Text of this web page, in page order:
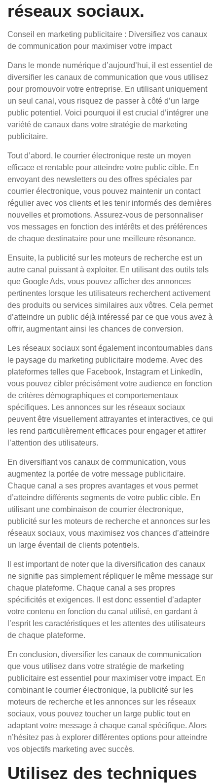
réseaux sociaux.
Conseil en marketing publicitaire : Diversifiez vos canaux
de communication pour maximiser votre impact
Dans le monde numérique d’aujourd’hui, il est essentiel de
diversifier les canaux de communication que vous utilisez
pour promouvoir votre entreprise. En utilisant uniquement
un seul canal, vous risquez de passer à côté d’un large
public potentiel. Voici pourquoi il est crucial d’intégrer une
variété de canaux dans votre stratégie de marketing
publicitaire.
Tout d’abord, le courrier électronique reste un moyen
efficace et rentable pour atteindre votre public cible. En
envoyant des newsletters ou des offres spéciales par
courrier électronique, vous pouvez maintenir un contact
régulier avec vos clients et les tenir informés des dernières
nouvelles et promotions. Assurez-vous de personnaliser
vos messages en fonction des intérêts et des préférences
de chaque destinataire pour une meilleure résonance.
Ensuite, la publicité sur les moteurs de recherche est un
autre canal puissant à exploiter. En utilisant des outils tels
que Google Ads, vous pouvez afficher des annonces
pertinentes lorsque les utilisateurs recherchent activement
des produits ou services similaires aux vôtres. Cela permet
d’atteindre un public déjà intéressé par ce que vous avez à
offrir, augmentant ainsi les chances de conversion.
Les réseaux sociaux sont également incontournables dans
le paysage du marketing publicitaire moderne. Avec des
plateformes telles que Facebook, Instagram et LinkedIn,
vous pouvez cibler précisément votre audience en fonction
de critères démographiques et comportementaux
spécifiques. Les annonces sur les réseaux sociaux
peuvent être visuellement attrayantes et interactives, ce qui
les rend particulièrement efficaces pour engager et attirer
l’attention des utilisateurs.
En diversifiant vos canaux de communication, vous
augmentez la portée de votre message publicitaire.
Chaque canal a ses propres avantages et vous permet
d’atteindre différents segments de votre public cible. En
utilisant une combinaison de courrier électronique,
publicité sur les moteurs de recherche et annonces sur les
réseaux sociaux, vous maximisez vos chances d’atteindre
un large éventail de clients potentiels.
Il est important de noter que la diversification des canaux
ne signifie pas simplement répliquer le même message sur
chaque plateforme. Chaque canal a ses propres
spécificités et exigences. Il est donc essentiel d’adapter
votre contenu en fonction du canal utilisé, en gardant à
l’esprit les caractéristiques et les attentes des utilisateurs
de chaque plateforme.
En conclusion, diversifier les canaux de communication
que vous utilisez dans votre stratégie de marketing
publicitaire est essentiel pour maximiser votre impact. En
combinant le courrier électronique, la publicité sur les
moteurs de recherche et les annonces sur les réseaux
sociaux, vous pouvez toucher un large public tout en
adaptant votre message à chaque canal spécifique. Alors
n’hésitez pas à explorer différentes options pour atteindre
vos objectifs marketing avec succès.
Utilisez des techniques